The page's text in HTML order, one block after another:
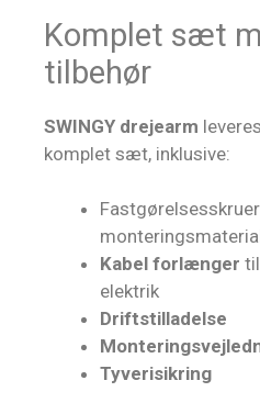
Komplet sæt
tilbehør
SWINGY drejearm
komplet sæt, inklusive:
Kabel forlænger
elektrik
Driftstilladelse
Tyverisikring